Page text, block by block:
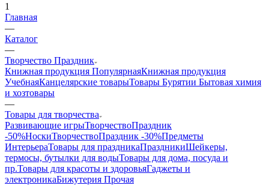
1
Главная
—
Каталог
—
Творчество Праздник
Книжная продукция ПопулярнаяКнижная продукция
УчебнаяКанцелярские товарыТовары Бурятии Бытовая химия
и хозтовары
—
Товары для творчества
Развивающие игрыТворчествоПраздник
-50%НоскиТворчествоПраздник -30%Предметы
ИнтерьераТовары для праздникаПраздникиШейкеры,
термосы, бутылки для водыТовары для дома, посуда и
пр.Товары для красоты и здоровьяГаджеты и
электроникаБижутерия Прочая